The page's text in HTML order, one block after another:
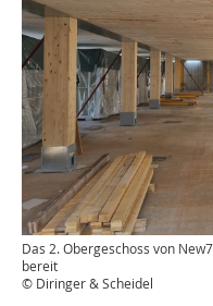
Das 2. Obergeschoss von
bereit
© Diringer & Scheidel